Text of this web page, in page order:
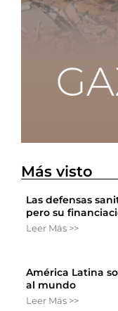
Más visto
Las defensas
pero su
Leer Más >>
América Latina
al mundo
Leer Más >>